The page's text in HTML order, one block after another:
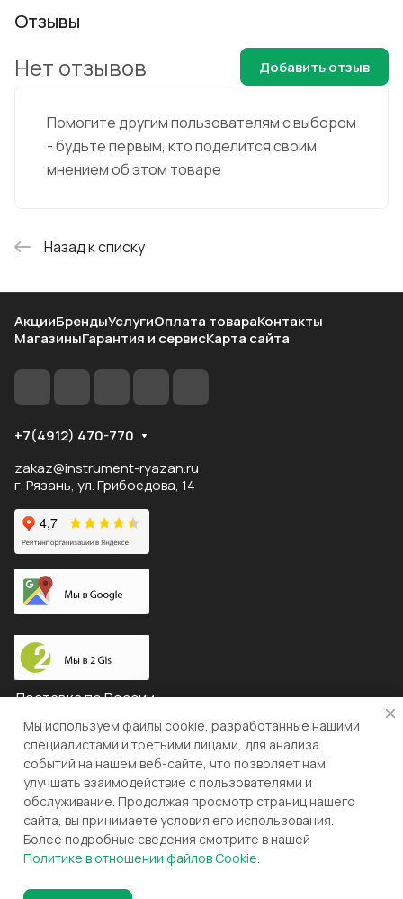
Отзывы
Помогите другим пользователям с выбором
- будьте первым, кто поделится своим
мнением об этом товаре
Нет отзывов Добавить отзыв
Назад к списку
АкцииБрендыУслугиОплата товараКонтакты
МагазиныГарантия и сервисКарта сайта
+7(4912) 470-770
zakaz@instrument-ryazan.ru
г. Рязань, ул. Грибоедова, 14
Доставка по России
© 2026 "ЛЕВША"
Конфиденциальность
Оферта
Разработка и поддержка gianit.ru
Мы используем файлы cookie, разработанные нашими
специалистами и третьими лицами, для анализа
событий на нашем веб-сайте, что позволяет нам
улучшать взаимодействие с пользователями и
обслуживание. Продолжая просмотр страниц нашего
сайта, вы принимаете условия его использования.
Более подробные сведения смотрите в нашей
Политике в отношении файлов Cookie.